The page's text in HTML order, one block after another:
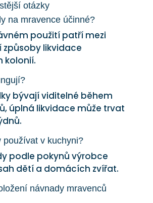
otázky
na mravence účinné?
použití patří mezi
způsoby likvidace
kolonií.
bývají viditelné během
úplná likvidace může trvat
používat v kuchyni?
podle pokynů výrobce
dětí a domácích zvířat.
návnady mravenců